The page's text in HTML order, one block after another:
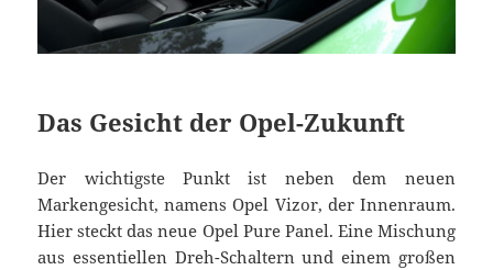
Das Gesicht der Opel-Zukunft
Der wichtigste Punkt ist neben dem neuen
Markengesicht, namens Opel Vizor, der Innenraum.
Hier steckt das neue Opel Pure Panel. Eine Mischung
aus essentiellen Dreh-Schaltern und einem großen